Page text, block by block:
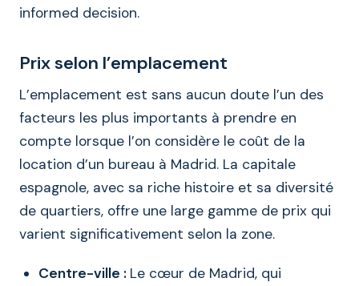
informed decision.
Prix selon l’emplacement
L’emplacement est sans aucun doute l’un des
facteurs les plus importants à prendre en
compte lorsque l’on considère le coût de la
location d’un bureau à Madrid. La capitale
espagnole, avec sa riche histoire et sa diversité
de quartiers, offre une large gamme de prix qui
varient significativement selon la zone.
Centre-ville : Le cœur de Madrid, qui